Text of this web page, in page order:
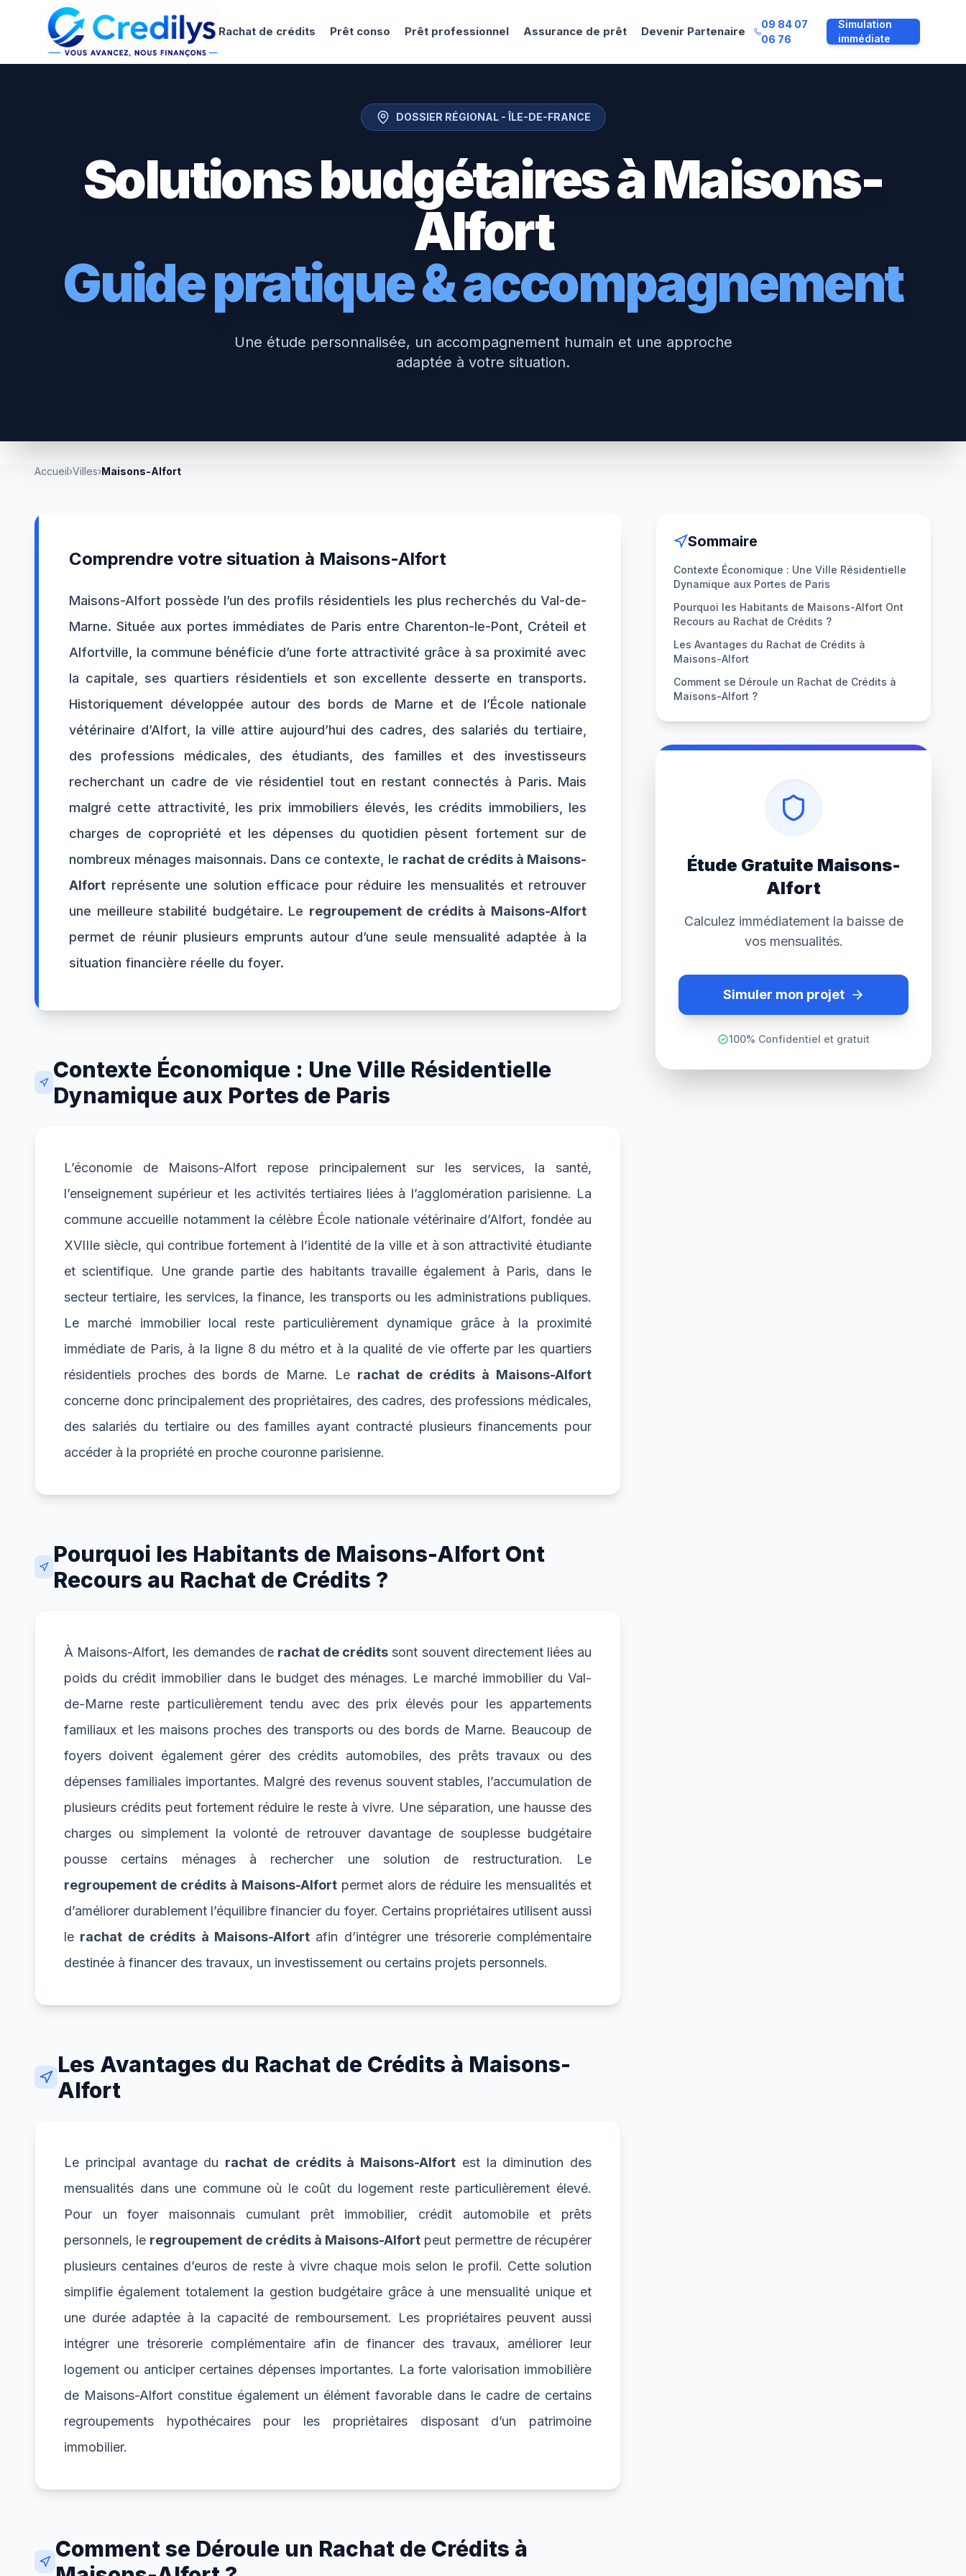
Rachat de crédits Prêt conso Prêt professionnel Assurance de prêt Devenir Partenaire
09 84 07
06 76
Simulation
immédiate
DOSSIER RÉGIONAL -ÎLE-DE-FRANCE
Solutions budgétaires àMaisons-
Alfort
Guide pratique & accompagnement
Une étude personnalisée, un accompagnement humain et une approche
adaptée à votre situation.
Accueil›Villes›Maisons-Alfort
Comprendre votre situation à Maisons-Alfort
Maisons-Alfort possède l’un des profils résidentiels les plus recherchés du Val-de-
Marne. Située aux portes immédiates de Paris entre Charenton-le-Pont, Créteil et
Alfortville, la commune bénéficie d’une forte attractivité grâce à sa proximité avec
la capitale, ses quartiers résidentiels et son excellente desserte en transports.
Historiquement développée autour des bords de Marne et de l’École nationale
vétérinaire d’Alfort, la ville attire aujourd’hui des cadres, des salariés du tertiaire,
des professions médicales, des étudiants, des familles et des investisseurs
recherchant un cadre de vie résidentiel tout en restant connectés à Paris. Mais
malgré cette attractivité, les prix immobiliers élevés, les crédits immobiliers, les
charges de copropriété et les dépenses du quotidien pèsent fortement sur de
nombreux ménages maisonnais. Dans ce contexte, le rachat de crédits à Maisons-
Alfort représente une solution efficace pour réduire les mensualités et retrouver
une meilleure stabilité budgétaire. Le regroupement de crédits à Maisons-Alfort
permet de réunir plusieurs emprunts autour d’une seule mensualité adaptée à la
situation financière réelle du foyer.
Contexte Économique : Une Ville Résidentielle
Dynamique aux Portes de Paris
L’économie de Maisons-Alfort repose principalement sur les services, la santé,
l’enseignement supérieur et les activités tertiaires liées à l’agglomération parisienne. La
commune accueille notamment la célèbre École nationale vétérinaire d’Alfort, fondée au
XVIIIe siècle, qui contribue fortement à l’identité de la ville et à son attractivité étudiante
et scientifique. Une grande partie des habitants travaille également à Paris, dans le
secteur tertiaire, les services, la finance, les transports ou les administrations publiques.
Le marché immobilier local reste particulièrement dynamique grâce à la proximité
immédiate de Paris, à la ligne 8 du métro et à la qualité de vie offerte par les quartiers
résidentiels proches des bords de Marne. Le rachat de crédits à Maisons-Alfort
concerne donc principalement des propriétaires, des cadres, des professions médicales,
des salariés du tertiaire ou des familles ayant contracté plusieurs financements pour
accéder à la propriété en proche couronne parisienne.
Pourquoi les Habitants de Maisons-Alfort Ont
Recours au Rachat de Crédits ?
À Maisons-Alfort, les demandes de rachat de crédits sont souvent directement liées au
poids du crédit immobilier dans le budget des ménages. Le marché immobilier du Val-
de-Marne reste particulièrement tendu avec des prix élevés pour les appartements
familiaux et les maisons proches des transports ou des bords de Marne. Beaucoup de
foyers doivent également gérer des crédits automobiles, des prêts travaux ou des
dépenses familiales importantes. Malgré des revenus souvent stables, l’accumulation de
plusieurs crédits peut fortement réduire le reste à vivre. Une séparation, une hausse des
charges ou simplement la volonté de retrouver davantage de souplesse budgétaire
pousse certains ménages à rechercher une solution de restructuration. Le
regroupement de crédits à Maisons-Alfort permet alors de réduire les mensualités et
d’améliorer durablement l’équilibre financier du foyer. Certains propriétaires utilisent aussi
le rachat de crédits à Maisons-Alfort afin d’intégrer une trésorerie complémentaire
destinée à financer des travaux, un investissement ou certains projets personnels.
Les Avantages du Rachat de Crédits à Maisons-
Alfort
Le principal avantage du rachat de crédits à Maisons-Alfort est la diminution des
mensualités dans une commune où le coût du logement reste particulièrement élevé.
Pour un foyer maisonnais cumulant prêt immobilier, crédit automobile et prêts
personnels, le regroupement de crédits à Maisons-Alfort peut permettre de récupérer
plusieurs centaines d’euros de reste à vivre chaque mois selon le profil. Cette solution
simplifie également totalement la gestion budgétaire grâce à une mensualité unique et
une durée adaptée à la capacité de remboursement. Les propriétaires peuvent aussi
intégrer une trésorerie complémentaire afin de financer des travaux, améliorer leur
logement ou anticiper certaines dépenses importantes. La forte valorisation immobilière
de Maisons-Alfort constitue également un élément favorable dans le cadre de certains
regroupements hypothécaires pour les propriétaires disposant d’un patrimoine
immobilier.
Comment se Déroule un Rachat de Crédits à
Sommaire
Contexte Économique : Une Ville Résidentielle
Dynamique aux Portes de Paris
Pourquoi les Habitants de Maisons-Alfort Ont
Recours au Rachat de Crédits ?
Les Avantages du Rachat de Crédits à
Maisons-Alfort
Comment se Déroule un Rachat de Crédits à
Maisons-Alfort ?
Étude Gratuite Maisons-
Alfort
Calculez immédiatement la baisse de
vos mensualités.
Simuler mon projet
100% Confidentiel et gratuit